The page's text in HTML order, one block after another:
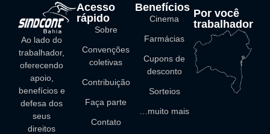
Ao lado do
trabalhador,
oferecendo
apoio,
benefícios e
defesa dos
seus
direitos
Acesso
rápido
Sobre
Convenções
coletivas
Contribuição
Faça parte
Contato
Benefícios
Cinema
Farmácias
Cupons de
desconto
Sorteios
…muito mais
Por você
trabalhador